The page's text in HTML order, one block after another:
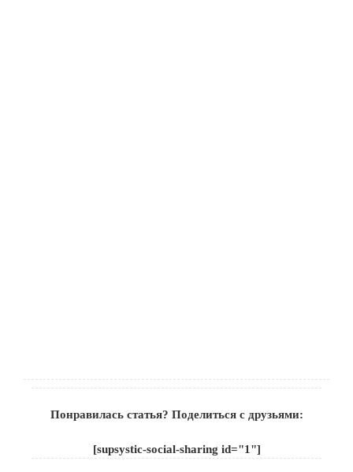
Понравилась статья? Поделиться с друзьями:
[supsystic-social-sharing id="1"]